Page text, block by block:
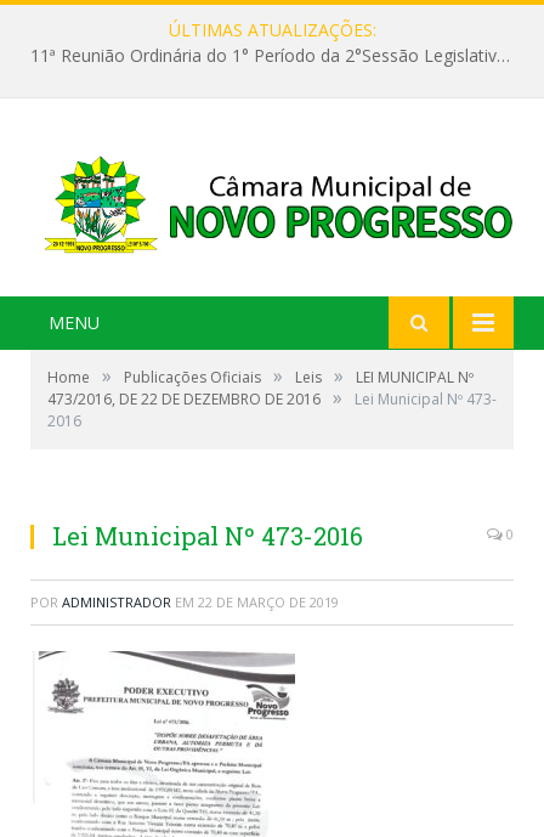
ÚLTIMAS ATUALIZAÇÕES:
11ª Reunião Ordinária do 1° Período da 2°Sessão Legislativa da 9ª Legislatura do Poder Legislativo
MENU
Home » Publicações Oficiais » Leis »
LEI MUNICIPAL Nº
473/2016, DE 22 DE DEZEMBRO DE 2016 »
Lei Municipal Nº 473-
2016
Lei Municipal Nº 473-2016 0
POR ADMINISTRADOR EM 22 DE MARÇO DE 2019